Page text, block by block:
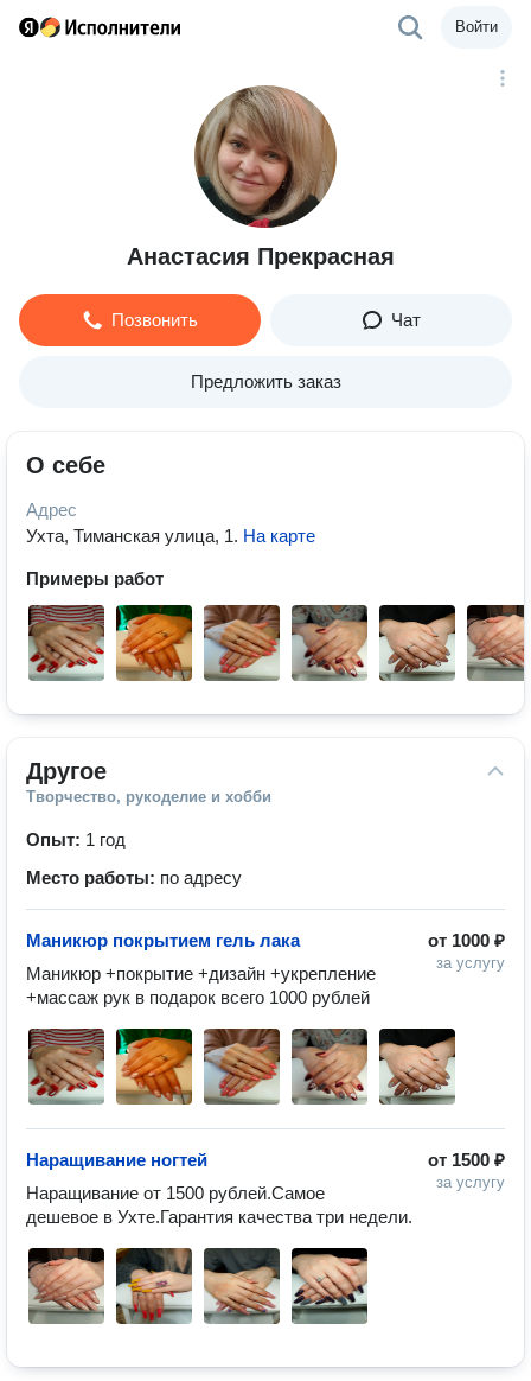
Войти
Анастасия Прекрасная
Позвонить Чат
Предложить заказ
О себе
Адрес
Ухта, Тиманская улица, 1. На карте
Примеры работ
Другое
Творчество, рукоделие и хобби
Опыт: 1 год
Место работы: по адресу
от 1000 ₽
за услугу
Маникюр покрытием гель лака
Маникюр +покрытие +дизайн +укрепление
+массаж рук в подарок всего 1000 рублей
от 1500 ₽
за услугу
Наращивание ногтей
Наращивание от 1500 рублей.Самое
дешевое в Ухте.Гарантия качества три недели.